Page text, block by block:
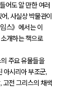
어도 알 만한 여러
, 사실상 박물관이
스》에서는 이
개하는 책으로
주요 유물들을
아시리아 부조군,
고전 그리스의 채색